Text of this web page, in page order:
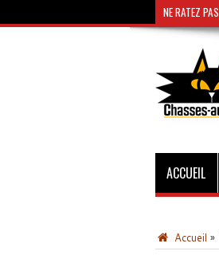
NE RATEZ PAS
ACCUEIL
Accueil »